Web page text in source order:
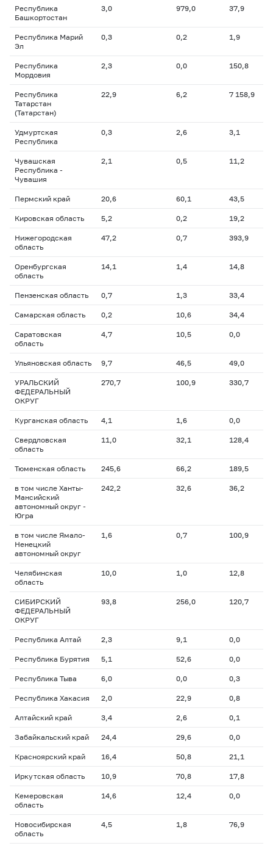
Республика
Башкортостан
3,0 979,0 37,9
Республика Марий
Эл
0,3 0,2 1,9
Республика
Мордовия
2,3 0,0 150,8
Республика
Татарстан
(Татарстан)
22,9 6,2 7 158,9
Удмуртская
Республика
0,3 2,6 3,1
Чувашская
Республика -
Чувашия
2,1 0,5 11,2
Пермский край 20,6 60,1 43,5
Кировская область 5,2 0,2 19,2
Нижегородская
область
47,2 0,7 393,9
Оренбургская
область
14,1 1,4 14,8
Пензенская область 0,7 1,3 33,4
Самарская область 0,2 10,6 34,4
Саратовская
область
4,7 10,5 0,0
Ульяновская область 9,7 46,5 49,0
УРАЛЬСКИЙ
ФЕДЕРАЛЬНЫЙ
ОКРУГ
270,7 100,9 330,7
Курганская область 4,1 1,6 0,0
Свердловская
область
11,0 32,1 128,4
Тюменская область 245,6 66,2 189,5
в том числе Ханты-
Мансийский
автономный округ -
Югра
242,2 32,6 36,2
в том числе Ямало-
Ненецкий
автономный округ
1,6 0,7 100,9
Челябинская
область
10,0 1,0 12,8
СИБИРСКИЙ
ФЕДЕРАЛЬНЫЙ
ОКРУГ
93,8 256,0 120,7
Республика Алтай 2,3 9,1 0,0
Республика Бурятия 5,1 52,6 0,0
Республика Тыва 6,0 0,0 0,3
Республика Хакасия 2,0 22,9 0,8
Алтайский край 3,4 2,6 0,1
Забайкальский край 24,4 29,6 0,0
Красноярский край 16,4 50,8 21,1
Иркутская область 10,9 70,8 17,8
Кемеровская
область
14,6 12,4 0,0
Новосибирская
область
4,5 1,8 76,9